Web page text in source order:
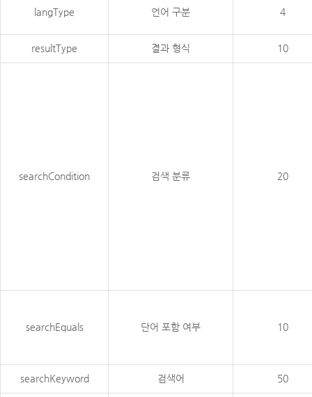
langType 언어 구분 4
resultType 결과 형식 10
searchCondition 검색 분류 20
searchEquals 단어 포함 여부 10
searchKeyword 검색어 50